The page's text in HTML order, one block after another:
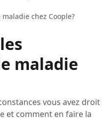
chez Coople?
maladie
vous avez droit
et comment en faire la